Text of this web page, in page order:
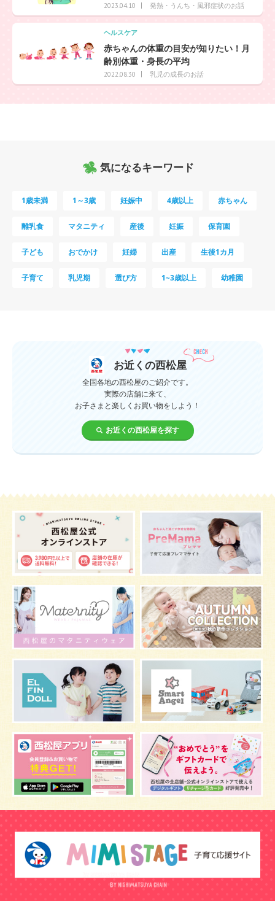
2023.04.10 発熱・うんち・風邪症状のお話
ヘルスケア
赤ちゃんの体重の目安が知りたい！月
齢別体重・身長の平均
2022.08.30 乳児の成長のお話
気になるキーワード
1歳未満 1～3歳 妊娠中 4歳以上 赤ちゃん
離乳食 マタニティ 産後 妊娠 保育園
子ども おでかけ 妊婦 出産 生後1カ月
子育て 乳児期 選び方 1~3歳以上 幼稚園
ベビーカー
おむつ 出産準備
遊ぶ 夏 イヤイヤ期
汗 エアコン 適切温度
帽子 授乳 チャイルドシート 予防接種 産休
症状 あせも お祝い 家族写真 改善
お昼寝 メニュー グッズ
お宮参り お食い初め お七夜
スキンケア お肌 マタニティウェア おしゃぶり
絵本 夜間断乳 抱っこ 視力 マスク
お風呂 嫌がる うんち 髪の毛 体温
予防 骨盤ベルトの注意点
骨盤ベルトの基礎知識 こども 骨盤ベルトの効果
しぐさ 感染症 保存 妊娠中の腰痛
アレルギー 風邪 目 乳がん
おっぱい 安全対策 おすすめ
マザーバッグ 鼻づまり 予防注射 反抗期
双胎妊娠 双子 うなぎ 乳幼児 抜け毛
おしゃれ 幼児期 便秘 歯科検診
骨盤矯正
お近くの西松屋
全国各地の西松屋のご紹介です。
実際の店舗に来て、
お子さまと楽しくお買い物をしよう！
お近くの西松屋を探す